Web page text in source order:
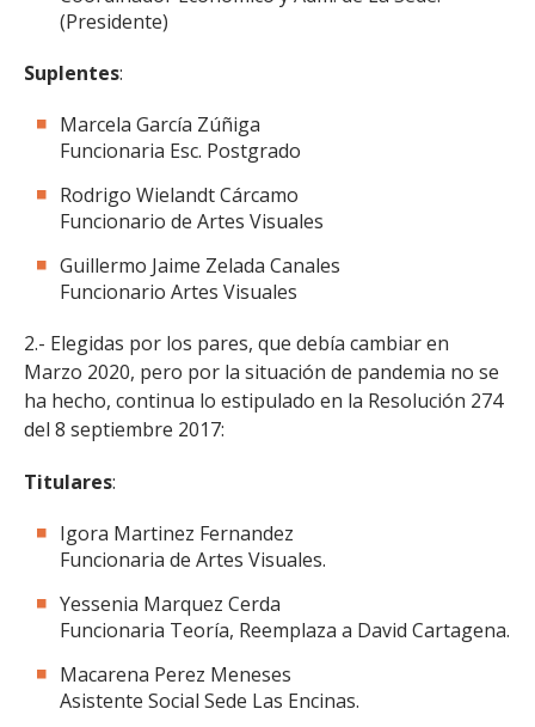
(Presidente)
Suplentes:
Marcela García Zúñiga
Funcionaria Esc. Postgrado
Rodrigo Wielandt Cárcamo
Funcionario de Artes Visuales
Guillermo Jaime Zelada Canales
Funcionario Artes Visuales
2.- Elegidas por los pares, que debía cambiar en
Marzo 2020, pero por la situación de pandemia no se
ha hecho, continua lo estipulado en la Resolución 274
del 8 septiembre 2017:
Titulares:
Igora Martinez Fernandez
Funcionaria de Artes Visuales.
Yessenia Marquez Cerda
Funcionaria Teoría, Reemplaza a David Cartagena.
Macarena Perez Meneses
Asistente Social Sede Las Encinas.